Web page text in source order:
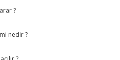
?
nedir ?